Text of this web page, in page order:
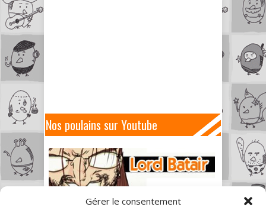
Gérer le consentement
Nos poulains sur Youtube